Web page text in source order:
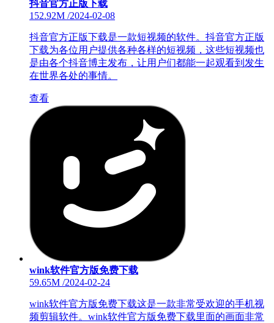
抖音官方正版下载
152.92M /2024-02-08
抖音官方正版下载是一款短视频的软件。抖音官方正版
下载为各位用户提供各种各样的短视频，这些短视频也
是由各个抖音博主发布，让用户们都能一起观看到发生
在世界各处的事情。
查看
wink软件官方版免费下载
59.65M /2024-02-24
wink软件官方版免费下载这是一款非常受欢迎的手机视
频剪辑软件。wink软件官方版免费下载里面的画面非常